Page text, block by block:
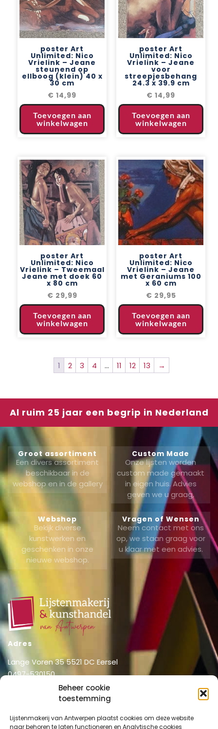
Beheer cookie
toestemming
Lijstenmakerij van Antwerpen plaatst cookies om deze website
naar behoren te laten functioneren en Analytische cookies
poster Art
Unlimited: Nico
Vrielink – Jeane
steunend op
ellboog (klein) 40 x
30 cm
€ 14,99
Toevoegen aan
winkelwagen
poster Art
Unlimited: Nico
Vrielink – Jeane
voor
streepjesbehang
24.3 x 39.9 cm
€ 14,99
Toevoegen aan
winkelwagen
poster Art
Unlimited: Nico
Vrielink – Tweemaal
Jeane met doek 60
x 80 cm
€ 29,99
Toevoegen aan
winkelwagen
poster Art
Unlimited: Nico
Vrielink – Jeane
met Geraniums 100
x 60 cm
€ 29,95
Toevoegen aan
winkelwagen
1 2 3 4 … 11 12 13 →
Al ruim 25 jaar een begrip in Nederland
Groot assortiment
Een divers assortiment
beschikbaar in de
webshop en in de gallery
Custom Made
Onze lijsten worden
custom made gemaakt
in eigen huis. Advies
geven we u graag,
Webshop
Bekijk diverse
kunstwerken en
geschenken in onze
nieuwe webshop.
Vragen of Wensen
Neem contact met ons
op, we staan graag voor
u klaar met een advies.
Adres
Lange Voren 35 5521 DC Eersel
0497-530150
info@lijstenmakerij vanantwerpen.nl